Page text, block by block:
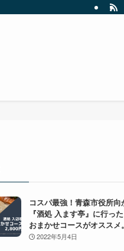
コスパ最強！青森市役所向
『酒処 入ます亭』に行っ
おまかせコースがオススメ。
2022年5月4日